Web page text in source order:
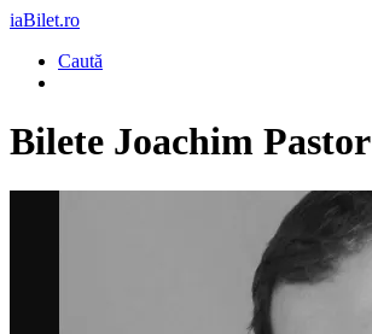
iaBilet.ro
Caută
Bilete Joachim Pastor